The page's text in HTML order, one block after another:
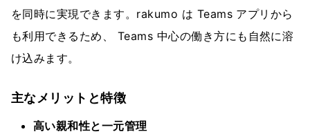
を同時に実現できます。rakumo は Teams アプリから
も利用できるため、 Teams 中心の働き方にも自然に溶
け込みます。
主なメリットと特徴
高い親和性と一元管理